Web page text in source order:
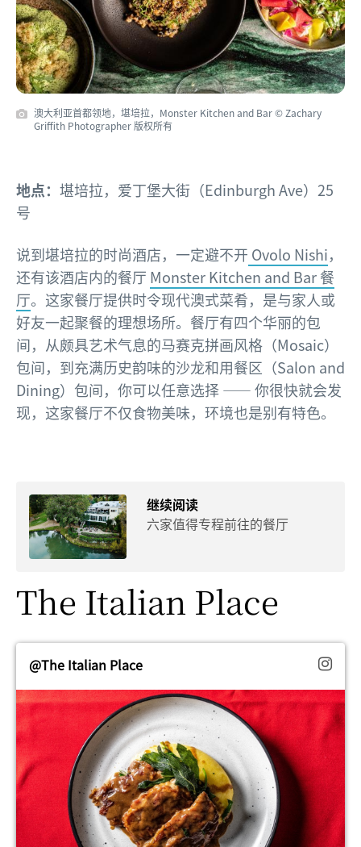
澳大利亚首都领地，堪培拉，Monster Kitchen and Bar © Zachary
Griffith Photographer 版权所有
地点： 堪培拉，爱丁堡大街（Edinburgh Ave）25
号
说到堪培拉的时尚酒店，一定避不开 Ovolo Nishi，
还有该酒店内的餐厅 Monster Kitchen and Bar 餐
厅。这家餐厅提供时令现代澳式菜肴，是与家人或
好友一起聚餐的理想场所。餐厅有四个华丽的包
间，从颇具艺术气息的马赛克拼画风格（Mosaic）
包间，到充满历史韵味的沙龙和用餐区（Salon and
Dining）包间，你可以任意选择 —— 你很快就会发
现，这家餐厅不仅食物美味，环境也是别有特色。
继续阅读
六家值得专程前往的餐厅
The Italian Place
@The Italian Place